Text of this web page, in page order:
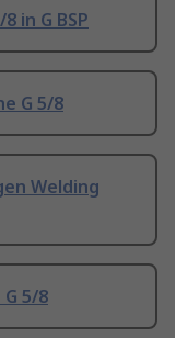
in G BSP
G 5/8
Welding
5/8